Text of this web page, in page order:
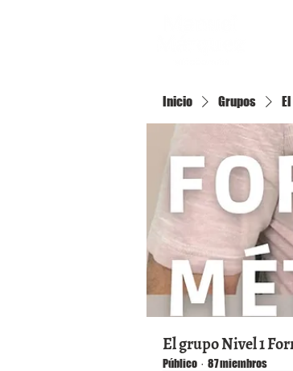
Inicio Grupos
El grupo Nivel 1
Público · 87 miembros